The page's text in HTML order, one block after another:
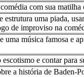
com sua
estrutura uma piada,
de improviso na
uma música famosa e
e contar para
a história de Baden-